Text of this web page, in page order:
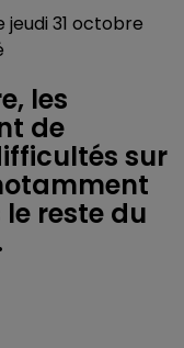
jeudi 31 octobre
les
de
sur
reste du